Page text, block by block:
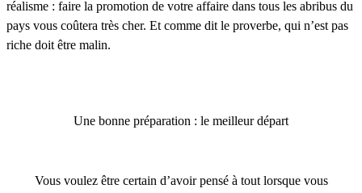
réalisme : faire la promotion de votre affaire dans tous les abribus du
pays vous coûtera très cher. Et comme dit le proverbe, qui n’est pas
riche doit être malin.
Une bonne préparation : le meilleur départ
Vous voulez être certain d’avoir pensé à tout lorsque vous